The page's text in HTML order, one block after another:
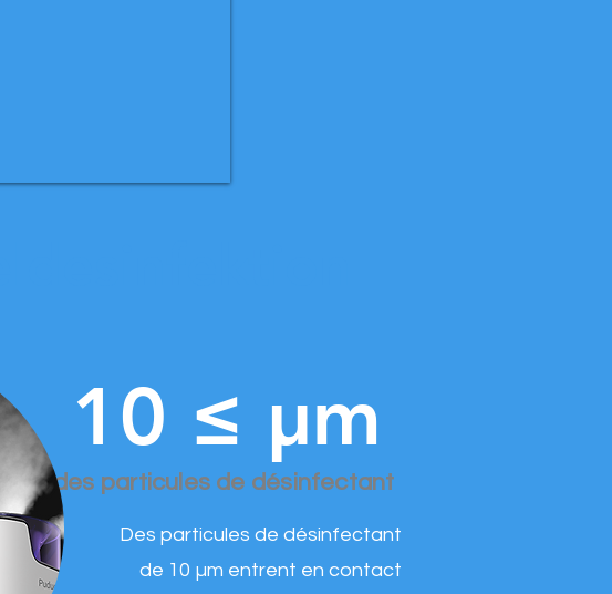
10 ≤ μm
taille des particules de désinfectant
Des particules de désinfectant
de 10 µm entrent en contact